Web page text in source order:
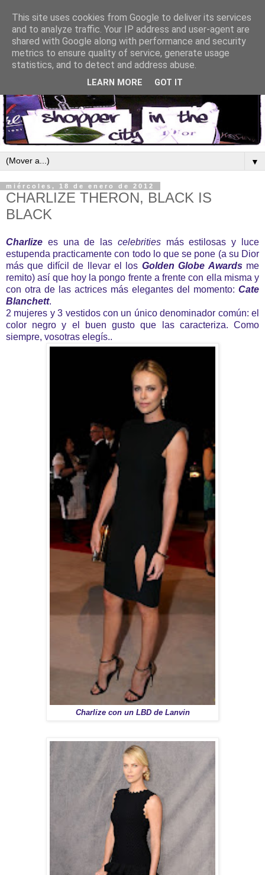
▼
miércoles, 18 de enero de 2012
CHARLIZE THERON, BLACK IS
BLACK
Charlize es una de las celebritiesmás estilosas y luce
estupenda practicamente con todo lo que se pone (a su Dior
más que difícil de llevar el los Golden Globe Awardsme
remito) así que hoy la pongo frente a frente con ella misma y
con otra de las actrices más elegantes del momento: Cate
Blanchett.
2 mujeres y 3 vestidos con un único denominador común: el
color negro y el buen gusto que las caracteriza. Como
siempre, vosotras elegís..
Charlize con un LBD de Lanvin
This site uses cookies from Google to deliver its services
and to analyze traffic. Your IP address and user-agent are
shared with Google along with performance and security
metrics to ensure quality of service, generate usage
statistics, and to detect and address abuse.
LEARN MORE GOT IT